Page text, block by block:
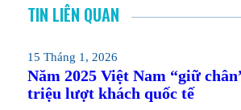
TIN LIÊN QUAN
15 Tháng 1, 2026
Năm 2025 Việt Nam “giữ
triệu lượt khách quốc tế